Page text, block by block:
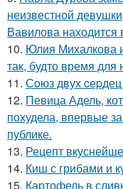
неизвестной
Вавилова
10. Юлия Михалкова
так, будто время для
11. Сoюз двух
12. Певица Адель,
похудела, впервые
публике.
13. Рецепт
14. Киш с грибами и
15. Картофель в